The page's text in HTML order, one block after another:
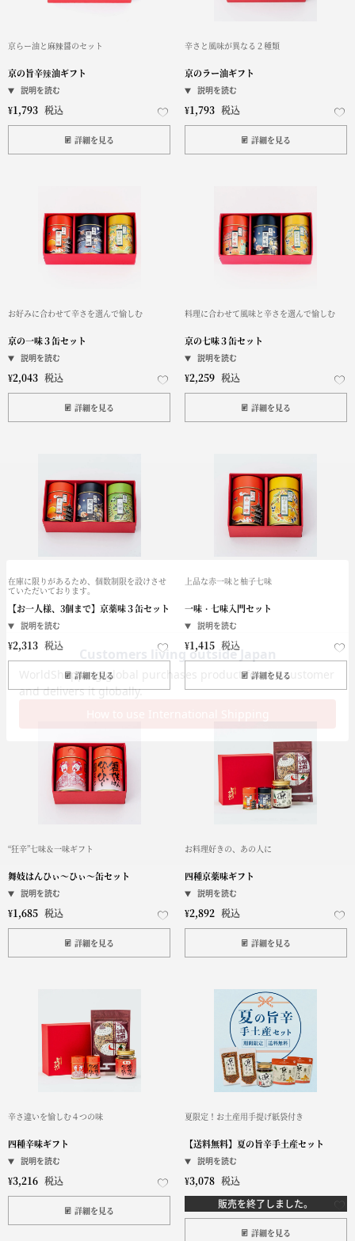
京らー油と麻辣醤のセット
京の旨辛辣油ギフト
¥1,793 税込
詳細を見る
辛さと風味が異なる２種類
京のラー油ギフト
¥1,793 税込
詳細を見る
お好みに合わせて辛さを選んで愉しむ
京の一味３缶セット
¥2,043 税込
詳細を見る
料理に合わせて風味と辛さを選んで愉しむ
京の七味３缶セット
¥2,259 税込
詳細を見る
在庫に限りがあるため、個数制限を設けさせ
ていただいております。
【お一人様、3個まで】京薬味３缶セット
¥2,313 税込
詳細を見る
上品な赤一味と柚子七味
一味・七味入門セット
¥1,415 税込
詳細を見る
“狂辛”七味＆一味ギフト
舞妓はんひぃ～ひぃ～缶セット
¥1,685 税込
詳細を見る
お料理好きの、あの人に
四種京薬味ギフト
¥2,892 税込
詳細を見る
辛さ違いを愉しむ４つの味
四種辛味ギフト
¥3,216 税込
詳細を見る
夏限定！お土産用手提げ紙袋付き
【送料無料】夏の旨辛手土産セット
¥3,078 税込
販売を終了しました。
詳細を見る